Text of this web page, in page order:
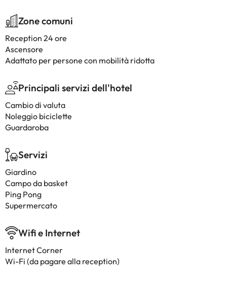
Zone comuni
Reception 24 ore
Ascensore
Adattato per persone con mobilità ridotta
Principali servizi dell'hotel
Cambio di valuta
Noleggio biciclette
Guardaroba
Servizi
Giardino
Campo da basket
Ping Pong
Supermercato
Wifi e Internet
Internet Corner
Wi-Fi (da pagare alla reception)